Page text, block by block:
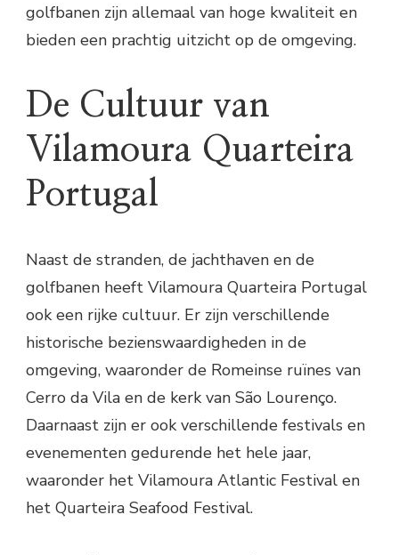
golfbanen zijn allemaal van hoge kwaliteit en
bieden een prachtig uitzicht op de omgeving.
De Cultuur van
Vilamoura Quarteira
Portugal
Naast de stranden, de jachthaven en de
golfbanen heeft Vilamoura Quarteira Portugal
ook een rijke cultuur. Er zijn verschillende
historische bezienswaardigheden in de
omgeving, waaronder de Romeinse ruïnes van
Cerro da Vila en de kerk van São Lourenço.
Daarnaast zijn er ook verschillende festivals en
evenementen gedurende het hele jaar,
waaronder het Vilamoura Atlantic Festival en
het Quarteira Seafood Festival.